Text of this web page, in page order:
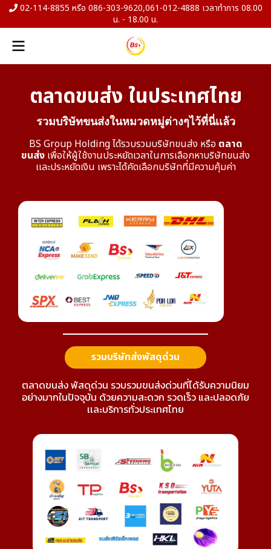
02-114-8855 หรือ 086-303-9620,061-012-4888 เวลาทำการ 08.00
น. - 18.00 น.
ตลาดขนส่ง ในประเทศไทย
รวมบริษัทขนส่งในหมวดหมู่ต่างๆไว้ที่นี่เเล้ว
BS Group Holding ได้รวบรวมบริษัทขนส่ง หรือ ตลาด
ขนส่ง เพื่อให้ผู้ใช้งานประหยัดเวลาในการเลือกหาบริษัทขนส่ง
เเละประหยัดเงิน เพราะได้คัดเลือกบริษัทที่มีความคุ้มค่า
รวมบริษัทส่งพัสดุด่วน
ตลาดขนส่ง พัสดุด่วน รวบรวมขนส่งด่วนที่ได้รับความนิยม
อย่างมากในปัจจุบัน ด้วยความสะดวก รวดเร็ว และปลอดภัย
เเละบริการทั่วประเทศไทย